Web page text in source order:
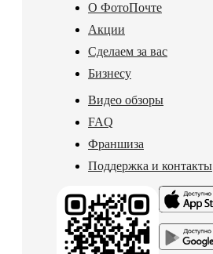
О ФотоПочте
Акции
Сделаем за вас
Бизнесу
Видео обзоры
FAQ
Франшиза
Поддержка и контакты